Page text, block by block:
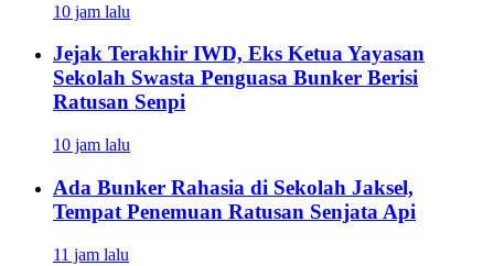
10 jam lalu
Jejak Terakhir IWD, Eks Ketua Yayasan
Sekolah Swasta Penguasa Bunker Berisi
Ratusan Senpi
10 jam lalu
Ada Bunker Rahasia di Sekolah Jaksel,
Tempat Penemuan Ratusan Senjata Api
11 jam lalu